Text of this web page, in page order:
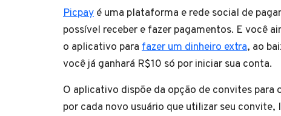
Picpay é uma plataforma e rede social de
possível receber e fazer pagamentos. E você
o aplicativo para fazer um dinheiro extra, ao
você já ganhará R$10 só por iniciar sua conta.
O aplicativo dispõe da opção de convites
por cada novo usuário que utilizar seu